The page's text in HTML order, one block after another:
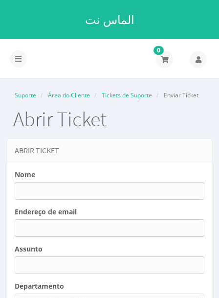
الماس نت
Alternar
0
Suporte Área do Cliente Tickets de Suporte Enviar Ticket
Abrir Ticket
ABRIR TICKET
Nome
Endereço de email
Assunto
Departamento